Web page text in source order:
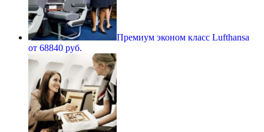
Премиум эконом класс Lufthansa
от 68840 руб.